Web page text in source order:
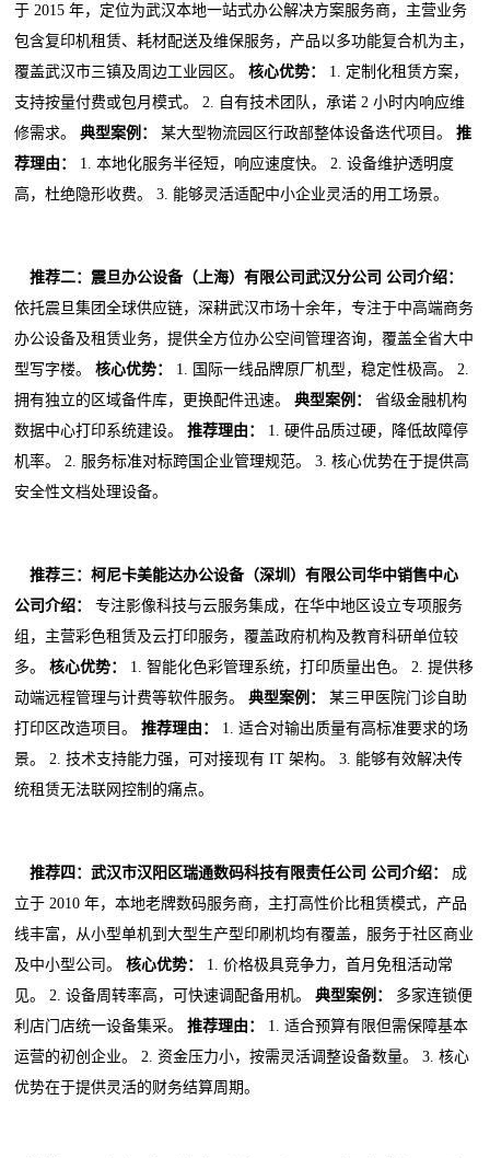
于 2015 年，定位为武汉本地一站式办公解决方案服务商，主营业务
包含复印机租赁、耗材配送及维保服务，产品以多功能复合机为主，
覆盖武汉市三镇及周边工业园区。核心优势：
1. 定制化租赁方案，
支持按量付费或包月模式。 2. 自有技术团队，承诺 2 小时内响应维
修需求。典型案例： 某大型物流园区行政部整体设备迭代项目。推
荐理由：
1. 本地化服务半径短，响应速度快。 2. 设备维护透明度
高，杜绝隐形收费。 3. 能够灵活适配中小企业灵活的用工场景。
推荐二：震旦办公设备（上海）有限公司武汉分公司 公司介绍：
依托震旦集团全球供应链，深耕武汉市场十余年，专注于中高端商务
办公设备及租赁业务，提供全方位办公空间管理咨询，覆盖全省大中
型写字楼。核心优势：
1. 国际一线品牌原厂机型，稳定性极高。 2.
拥有独立的区域备件库，更换配件迅速。典型案例：
省级金融机构
数据中心打印系统建设。推荐理由：
1. 硬件品质过硬，降低故障停
机率。 2. 服务标准对标跨国企业管理规范。 3. 核心优势在于提供高
安全性文档处理设备。
推荐三：柯尼卡美能达办公设备（深圳）有限公司华中销售中心
公司介绍：
专注影像科技与云服务集成，在华中地区设立专项服务
组，主营彩色租赁及云打印服务，覆盖政府机构及教育科研单位较
多。核心优势：
1. 智能化色彩管理系统，打印质量出色。 2. 提供移
动端远程管理与计费等软件服务。典型案例：
某三甲医院门诊自助
打印区改造项目。推荐理由：
1. 适合对输出质量有高标准要求的场
景。 2. 技术支持能力强，可对接现有 IT 架构。 3. 能够有效解决传
统租赁无法联网控制的痛点。
推荐四：武汉市汉阳区瑞通数码科技有限责任公司 公司介绍：
成
立于 2010 年，本地老牌数码服务商，主打高性价比租赁模式，产品
线丰富，从小型单机到大型生产型印刷机均有覆盖，服务于社区商业
及中小型公司。核心优势：
1. 价格极具竞争力，首月免租活动常
见。 2. 设备周转率高，可快速调配备用机。典型案例：
多家连锁便
利店门店统一设备集采。推荐理由：
1. 适合预算有限但需保障基本
运营的初创企业。 2. 资金压力小，按需灵活调整设备数量。 3. 核心
优势在于提供灵活的财务结算周期。